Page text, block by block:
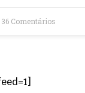
36 Comentários